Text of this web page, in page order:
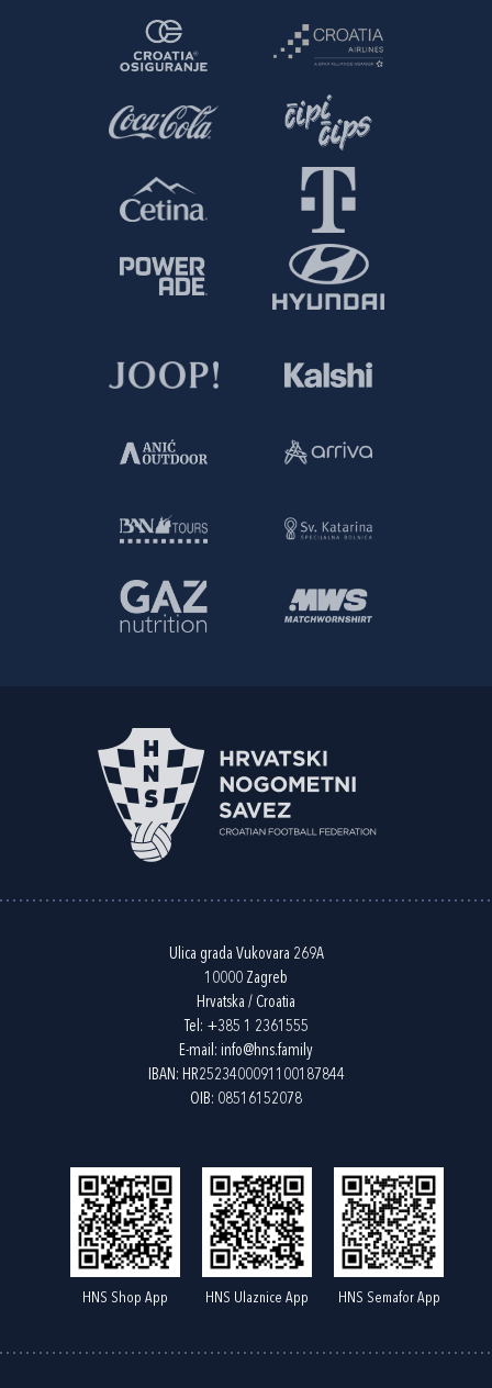
Ulica grada Vukovara 269A
10000 Zagreb
Hrvatska / Croatia
Tel: +385 1 2361555
E-mail: info@hns.family
IBAN: HR2523400091100187844
OIB: 08516152078
HNS Shop App HNS Ulaznice App HNS Semafor App